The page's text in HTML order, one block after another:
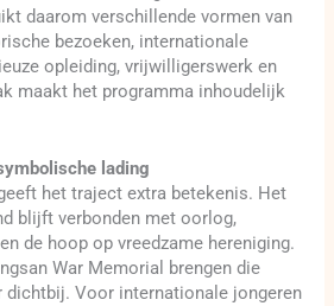
daarom verschillende vormen van
bezoeken, internationale
opleiding, vrijwilligerswerk en
maakt het programma inhoudelijk
lading
het traject extra betekenis. Het
blijft verbonden met oorlog,
de hoop op vreedzame hereniging.
War Memorial brengen die
dichtbij. Voor internationale jongeren